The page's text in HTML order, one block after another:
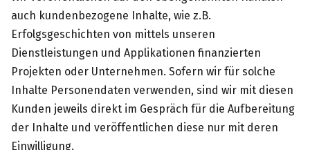
auch kundenbezogene Inhalte, wie z.B.
Erfolgsgeschichten von mittels unseren
Dienstleistungen und Applikationen finanzierten
Projekten oder Unternehmen. Sofern wir für solche
Inhalte Personendaten verwenden, sind wir mit diesen
Kunden jeweils direkt im Gespräch für die Aufbereitung
der Inhalte und veröffentlichen diese nur mit deren
Einwilligung.